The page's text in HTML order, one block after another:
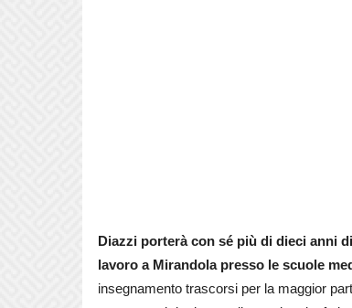
Diazzi porterà con sé più di dieci anni
lavoro a Mirandola presso le scuole
insegnamento trascorsi per la maggior